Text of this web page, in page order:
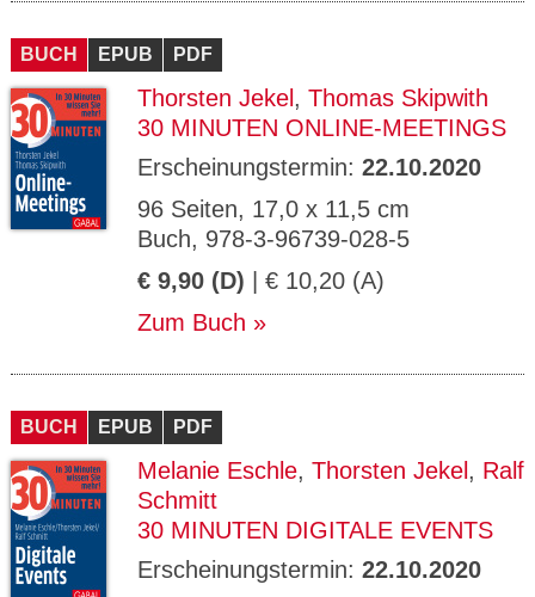
BUCH EPUB PDF
Thorsten Jekel , Thomas Skipwith
30 MINUTEN ONLINE-MEETINGS
Erscheinungstermin: 22.10.2020
96 Seiten, 17,0 x 11,5 cm
Buch, 978-3-96739-028-5
€ 9,90 (D) | € 10,20 (A)
Zum Buch
BUCH EPUB PDF
Melanie Eschle, Thorsten Jekel , Ralf
Schmitt
30 MINUTEN DIGITALE EVENTS
Erscheinungstermin: 22.10.2020